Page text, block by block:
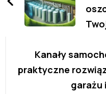
Kanały
praktyczne
garażu